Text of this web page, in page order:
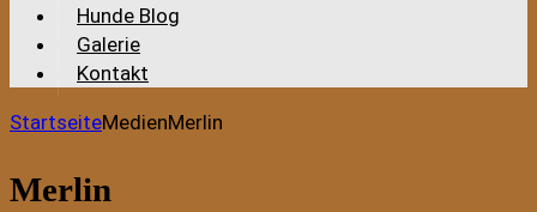
Hunde Blog
Galerie
Kontakt
StartseiteMedienMerlin
Merlin